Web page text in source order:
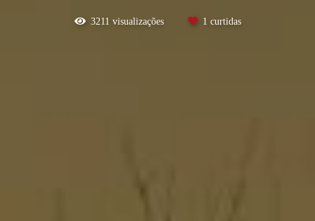
3211 visualizações 1 curtidas